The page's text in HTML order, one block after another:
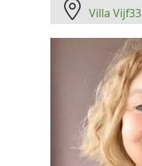
Villa Vijf33